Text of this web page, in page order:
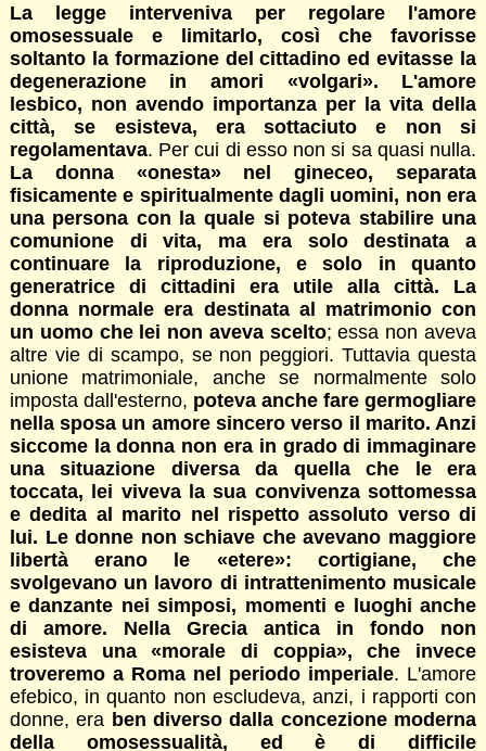
La legge interveniva per regolare l'amore
omosessuale e limitarlo, così che favorisse
soltanto la formazione del cittadino ed evitasse la
degenerazione in amori «volgari». L'amore
lesbico, non avendo importanza per la vita della
città, se esisteva, era sottaciuto e non si
regolamentava. Per cui di esso non si sa quasi nulla.
La donna «onesta» nel gineceo, separata
fisicamente e spiritualmente dagli uomini, non era
una persona con la quale si poteva stabilire una
comunione di vita, ma era solo destinata a
continuare la riproduzione, e solo in quanto
generatrice di cittadini era utile alla città. La
donna normale era destinata al matrimonio con
un uomo che lei non aveva scelto; essa non aveva
altre vie di scampo, se non peggiori. Tuttavia questa
unione matrimoniale, anche se normalmente solo
imposta dall'esterno, poteva anche fare germogliare
nella sposa un amore sincero verso il marito. Anzi
siccome la donna non era in grado di immaginare
una situazione diversa da quella che le era
toccata, lei viveva la sua convivenza sottomessa
e dedita al marito nel rispetto assoluto verso di
lui. Le donne non schiave che avevano maggiore
libertà erano le «etere»: cortigiane, che
svolgevano un lavoro di intrattenimento musicale
e danzante nei simposi, momenti e luoghi anche
di amore. Nella Grecia antica in fondo non
esisteva una «morale di coppia», che invece
troveremo a Roma nel periodo imperiale. L'amore
efebico, in quanto non escludeva, anzi, i rapporti con
donne, era ben diverso dalla concezione moderna
della omosessualità, ed è di difficile